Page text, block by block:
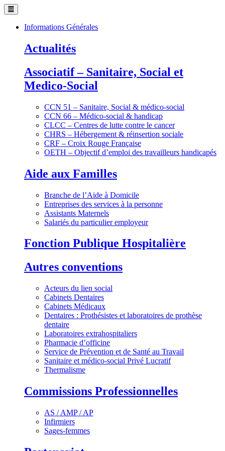
Informations Générales
Actualités
Associatif – Sanitaire, Social et
Medico-Social
CCN 51 – Sanitaire, Social & médico-social
CCN 66 – Médico-social & handicap
CLCC – Centres de lutte contre le cancer
CHRS – Hébergement & réinsertion sociale
CRF – Croix Rouge Française
OETH – Objectif d’emploi des travailleurs handicapés
Aide aux Familles
Branche de l’Aide à Domicile
Entreprises des services à la personne
Assistants Maternels
Salariés du particulier employeur
Fonction Publique Hospitalière
Autres conventions
Acteurs du lien social
Cabinets Dentaires
Cabinets Médicaux
Dentaires : Prothésistes et laboratoires de prothèse
dentaire
Laboratoires extrahospitaliers
Pharmacie d’officine
Service de Prévention et de Santé au Travail
Sanitaire et médico-social Privé Lucratif
Thermalisme
Commissions Professionnelles
AS / AMP / AP
Infirmiers
Sages-femmes